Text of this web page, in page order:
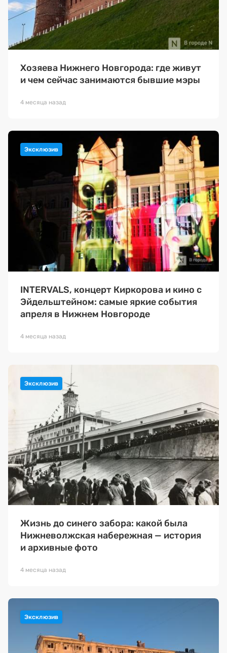
Хозяева Нижнего Новгорода: где живут
и чем сейчас занимаются бывшие мэры
4 месяца назад
INTERVALS, концерт Киркорова и кино с
Эйдельштейном: самые яркие события
апреля в Нижнем Новгороде
4 месяца назад
Жизнь до синего забора: какой была
Нижневолжская набережная — история
и архивные фото
4 месяца назад